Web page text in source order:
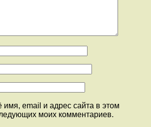
имя, email и адрес сайта в этом
моих комментариев.